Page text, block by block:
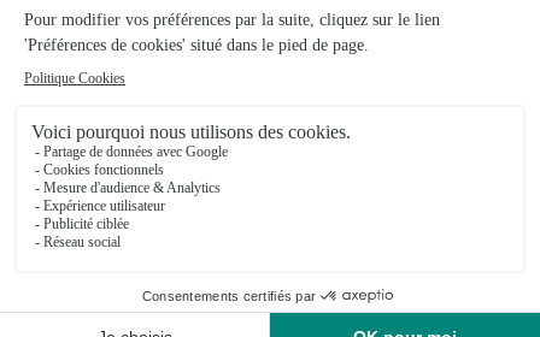
Stephanie Roche
★★★★★4.8 (134)
Voir la boutique